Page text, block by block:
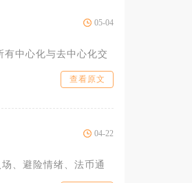
05-04
中心化与去中心化交
查看原文
04-22
、避险情绪、法币通